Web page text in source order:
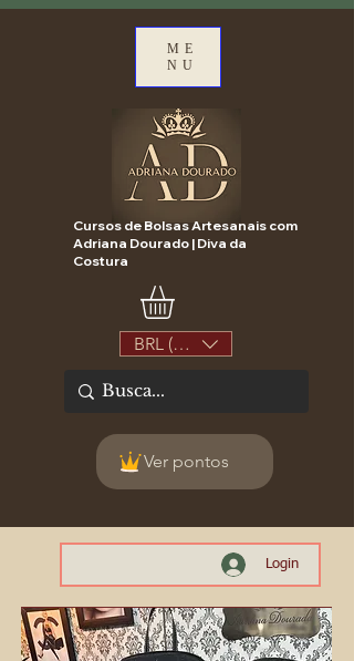
ME
NU
Cursos de Bolsas Artesanais com
Adriana Dourado | Diva da
Costura
BRL (R$)
Ver pontos
Login